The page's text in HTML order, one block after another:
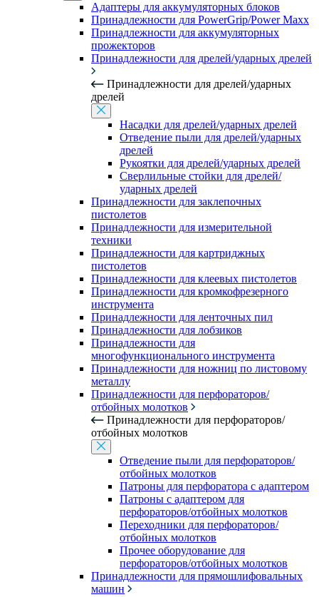
Адаптеры для аккумуляторных блоков
Принадлежности для PowerGrip/Power Maxx
Принадлежности для аккумуляторных
прожекторов
Принадлежности для дрелей/ударных дрелей
Принадлежности для дрелей/ударных
дрелей
Насадки для дрелей/ударных дрелей
Отведение пыли для дрелей/ударных
дрелей
Рукоятки для дрелей/ударных дрелей
Сверлильные стойки для дрелей/
ударных дрелей
Принадлежности для заклепочных
пистолетов
Принадлежности для измерительной
техники
Принадлежности для картриджных
пистолетов
Принадлежности для клеевых пистолетов
Принадлежности для кромкофрезерного
инструмента
Принадлежности для ленточных пил
Принадлежности для лобзиков
Принадлежности для
многофункционального инструмента
Принадлежности для ножниц по листовому
металлу
Принадлежности для перфораторов/
отбойных молотков
Принадлежности для перфораторов/
отбойных молотков
Отведение пыли для перфораторов/
отбойных молотков
Патроны для перфоратора с адаптером
Патроны с адаптером для
перфораторов/отбойных молотков
Переходники для перфораторов/
отбойных молотков
Прочее оборудование для
перфораторов/отбойных молотков
Принадлежности для прямошлифовальных
машин